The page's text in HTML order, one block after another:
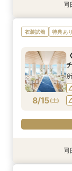
8/14(金)
特典あ
8/14(金)
8/14(金)
同
衣装試着 特典あり
8/15(土)
特典あ
特典あ
同